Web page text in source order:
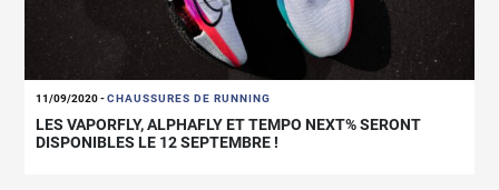
11/09/2020-CHAUSSURES DE RUNNING
LES VAPORFLY, ALPHAFLY ET TEMPO NEXT% SERONT
DISPONIBLES LE 12 SEPTEMBRE !